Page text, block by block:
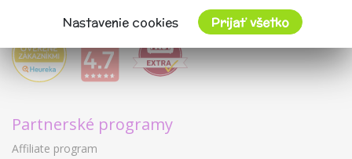
Partnerské programy
Affiliate program
Nastavenie cookies Prijať všetko